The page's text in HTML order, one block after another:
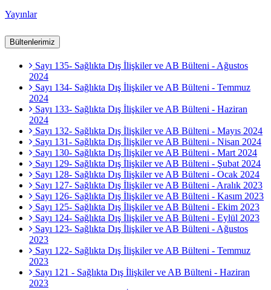
Yayınlar
Bültenlerimiz
Sayı 135- Sağlıkta Dış İlişkiler ve AB Bülteni - Ağustos
2024
Sayı 134- Sağlıkta Dış İlişkiler ve AB Bülteni - Temmuz
2024
Sayı 133- Sağlıkta Dış İlişkiler ve AB Bülteni - Haziran
2024
Sayı 132- Sağlıkta Dış İlişkiler ve AB Bülteni - Mayıs 2024
Sayı 131- Sağlıkta Dış İlişkiler ve AB Bülteni - Nisan 2024
Sayı 130- Sağlıkta Dış İlişkiler ve AB Bülteni - Mart 2024
Sayı 129- Sağlıkta Dış İlişkiler ve AB Bülteni - Şubat 2024
Sayı 128- Sağlıkta Dış İlişkiler ve AB Bülteni - Ocak 2024
Sayı 127- Sağlıkta Dış İlişkiler ve AB Bülteni - Aralık 2023
Sayı 126- Sağlıkta Dış İlişkiler ve AB Bülteni - Kasım 2023
Sayı 125- Sağlıkta Dış İlişkiler ve AB Bülteni - Ekim 2023
Sayı 124- Sağlıkta Dış İlişkiler ve AB Bülteni - Eylül 2023
Sayı 123- Sağlıkta Dış İlişkiler ve AB Bülteni - Ağustos
2023
Sayı 122- Sağlıkta Dış İlişkiler ve AB Bülteni - Temmuz
2023
Sayı 121 - Sağlıkta Dış İlişkiler ve AB Bülteni - Haziran
2023